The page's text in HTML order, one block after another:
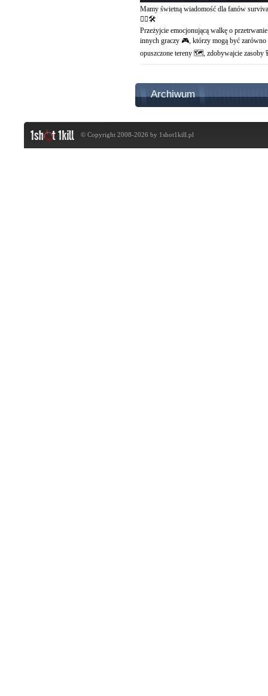
Mamy świetną wiadomość dla fanów
🧟‍♂️🛠️
Przeżyjcie emocjonującą walkę o
innych graczy 🎮, którzy mogą być
opuszczone tereny 🗺️, zdobywajcie zasoby
Archiwum
© Copyright 2008-2026 by 1shot1kill.pl